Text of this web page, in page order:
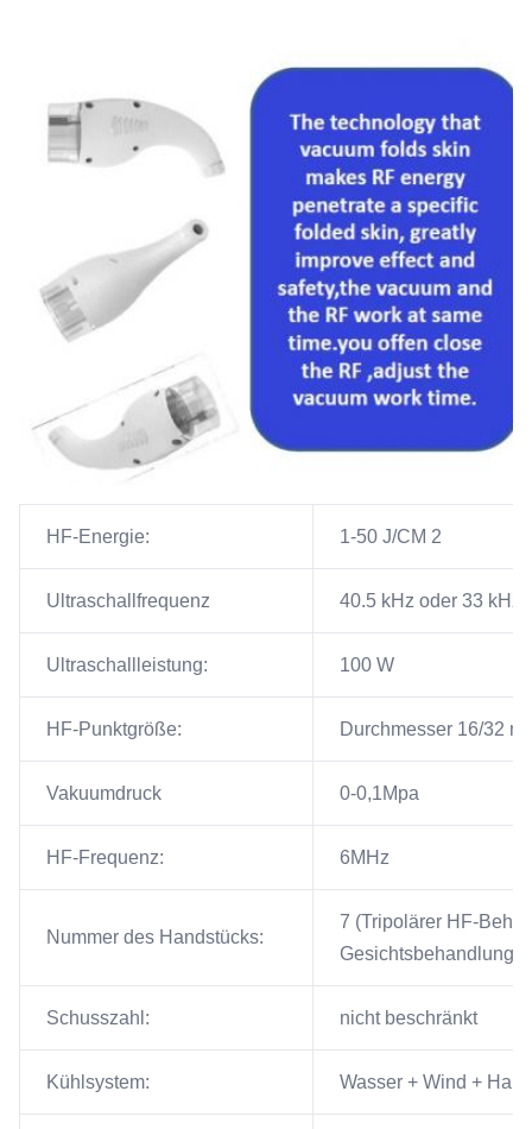
HF-Energie: 1-50 J/CM 2
Ultraschallfrequenz 40.5 kHz oder 33 kHz
Ultraschallleistung: 100 W
HF-Punktgröße: Durchmesser 16/32
Vakuumdruck 0-0,1Mpa
HF-Frequenz: 6MHz
Nummer des Handstücks:
7 (Tripolärer HF-
Gesichtsbehandlung
Schusszahl: nicht beschränkt
Kühlsystem: Wasser + Wind +